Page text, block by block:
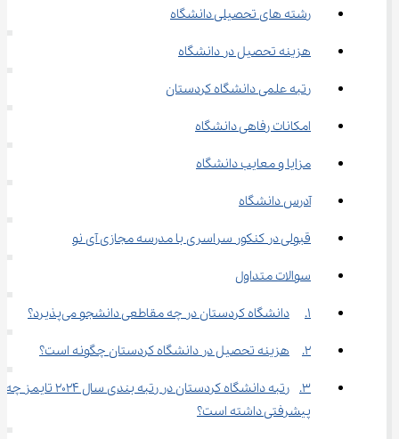
رشته های تحصیلی دانشگاه
هزینه تحصیل در دانشگاه
رتبه علمی دانشگاه کردستان
امکانات رفاهی دانشگاه
مزایا و معایب دانشگاه
آدرس دانشگاه
قبولی در کنکور سراسری با مدرسه مجازی آی نو
سوالات متداول
1.	دانشگاه کردستان در چه مقاطعی دانشجو می‌پذیرد؟
2.	هزینه تحصیل در دانشگاه کردستان چگونه است؟
3.	رتبه دانشگاه کردستان در رتبه بندی سال 2024 تایمز چه
پیشرفتی داشته است؟